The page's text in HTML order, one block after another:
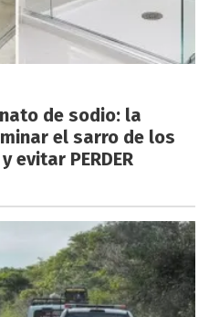
de sodio: la
el sarro de los
evitar PERDER